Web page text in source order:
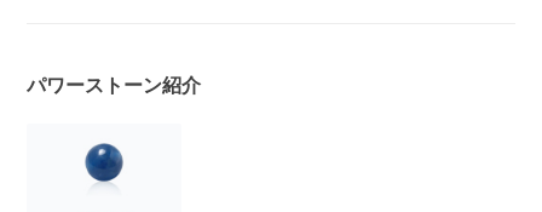
パワーストーン紹介